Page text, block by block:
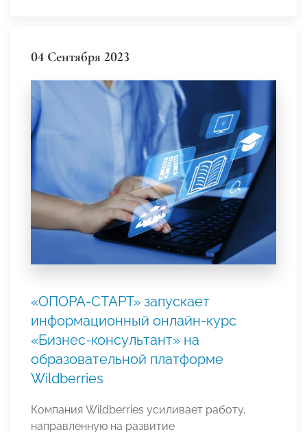
04 Сентября 2023
«ОПОРА-СТАРТ» запускает
информационный онлайн-курс
«Бизнес-консультант» на
образовательной платформе
Wildberries
Компания Wildberries усиливает работу,
направленную на развитие